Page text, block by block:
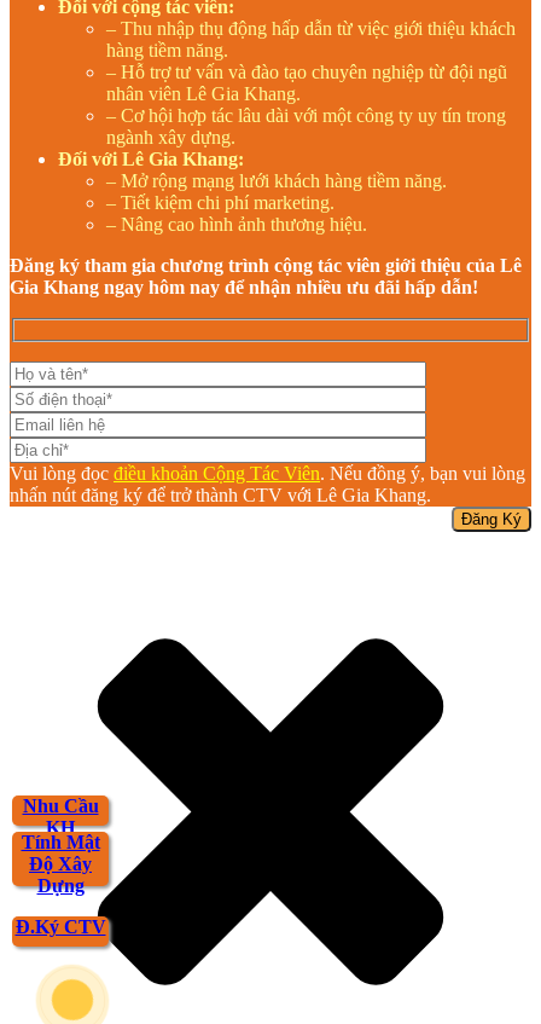
Nhu Cầu
KH
Đ.Ký CTV
Tính Mật
Độ Xây
Dựng
Đối với cộng tác viên:
– Thu nhập thụ động hấp dẫn từ việc giới thiệu khách
hàng tiềm năng.
– Hỗ trợ tư vấn và đào tạo chuyên nghiệp từ đội ngũ
nhân viên Lê Gia Khang.
– Cơ hội hợp tác lâu dài với một công ty uy tín trong
ngành xây dựng.
Đối với Lê Gia Khang:
– Mở rộng mạng lưới khách hàng tiềm năng.
– Tiết kiệm chi phí marketing.
– Nâng cao hình ảnh thương hiệu.
Đăng ký tham gia chương trình cộng tác viên giới thiệu của Lê
Gia Khang ngay hôm nay để nhận nhiều ưu đãi hấp dẫn!
Vui lòng đọc điều khoản Cộng Tác Viên. Nếu đồng ý, bạn vui lòng
nhấn nút đăng ký để trở thành CTV với Lê Gia Khang.